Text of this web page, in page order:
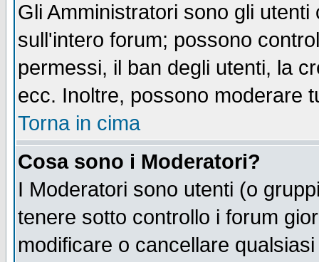
Gli Amministratori sono gli
sull'intero forum; possono
permessi, il ban degli utenti, la
ecc. Inoltre, possono moderare
Torna in cima
Cosa sono i Moderatori?
I Moderatori sono utenti (o
tenere sotto controllo i forum
modificare o cancellare